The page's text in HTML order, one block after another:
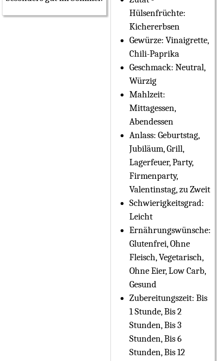
Hülsenfrüchte:
Kichererbsen
Gewürze: Vinaigrette,
Chili-Paprika
Geschmack: Neutral,
Würzig
Mahlzeit:
Mittagessen,
Abendessen
Anlass: Geburtstag,
Jubiläum, Grill,
Lagerfeuer, Party,
Firmenparty,
Valentinstag, zu Zweit
Schwierigkeitsgrad:
Leicht
Ernährungswünsche:
Glutenfrei, Ohne
Fleisch, Vegetarisch,
Ohne Eier, Low Carb,
Gesund
Zubereitungszeit: Bis
1 Stunde, Bis 2
Stunden, Bis 3
Stunden, Bis 6
Stunden, Bis 12